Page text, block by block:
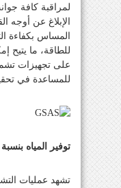
لمراقبة كافة
الإبلاغ عن أوجه
المساس بكفاءة
للطاقة، ما يتيح
على تجهيزات
للمساعدة في
توفير المياه بنسبة 40% مقارنة بالمعايير العالمية
تشهد عمليات